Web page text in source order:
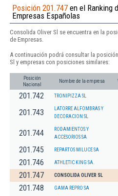
Posición 201.747 en el Ranking
Empresas Españolas
Consolida Oliver Sl se encuentra en la
de Empresas.
A continuación podrá consultar la
Sl y empresas con posiciones similares:
Posición
Nacional
Nombre de la empresa
201.742 TRONIPIZZA SL
201.743
LATORRE ALFOMBRAS Y
DECORACION SL
201.744
RODAMIENTOS Y
ACCESORIOS SA
201.745 REPARTOS MILUCE SA
201.746 ATHLETIC KING SA.
201.747 CONSOLIDA OLIVER SL
201.748 GAMA REPRO SA